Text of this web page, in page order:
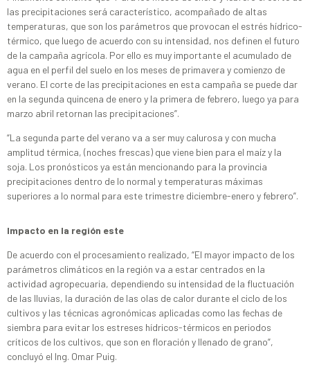
las precipitaciones será característico, acompañado de altas
temperaturas, que son los parámetros que provocan el estrés hídrico-
térmico, que luego de acuerdo con su intensidad, nos definen el futuro
de la campaña agrícola. Por ello es muy importante el acumulado de
agua en el perfil del suelo en los meses de primavera y comienzo de
verano. El corte de las precipitaciones en esta campaña se puede dar
en la segunda quincena de enero y la primera de febrero, luego ya para
marzo abril retornan las precipitaciones”.
“La segunda parte del verano va a ser muy calurosa y con mucha
amplitud térmica, (noches frescas) que viene bien para el maíz y la
soja. Los pronósticos ya están mencionando para la provincia
precipitaciones dentro de lo normal y temperaturas máximas
superiores a lo normal para este trimestre diciembre-enero y febrero”.
Impacto en la región este
De acuerdo con el procesamiento realizado, “El mayor impacto de los
parámetros climáticos en la región va a estar centrados en la
actividad agropecuaria, dependiendo su intensidad de la fluctuación
de las lluvias, la duración de las olas de calor durante el ciclo de los
cultivos y las técnicas agronómicas aplicadas como las fechas de
siembra para evitar los estreses hídricos-térmicos en periodos
críticos de los cultivos, que son en floración y llenado de grano”,
concluyó el Ing. Omar Puig.